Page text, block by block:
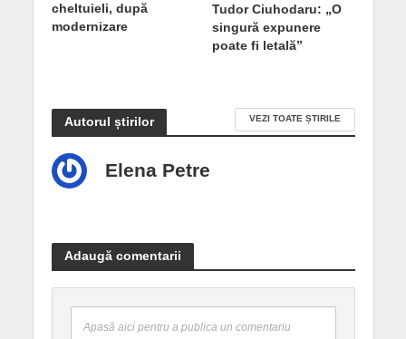
cheltuieli, după
modernizare
Tudor Ciuhodaru: „O
singură expunere
poate fi letală”
Autorul știrilor VEZI TOATE ȘTIRILE
Elena Petre
Adaugă comentarii
Apasă aici pentru a publica un comentariu